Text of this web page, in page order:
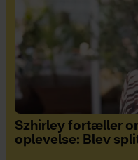
Szhirley fortæller
oplevelse: Blev